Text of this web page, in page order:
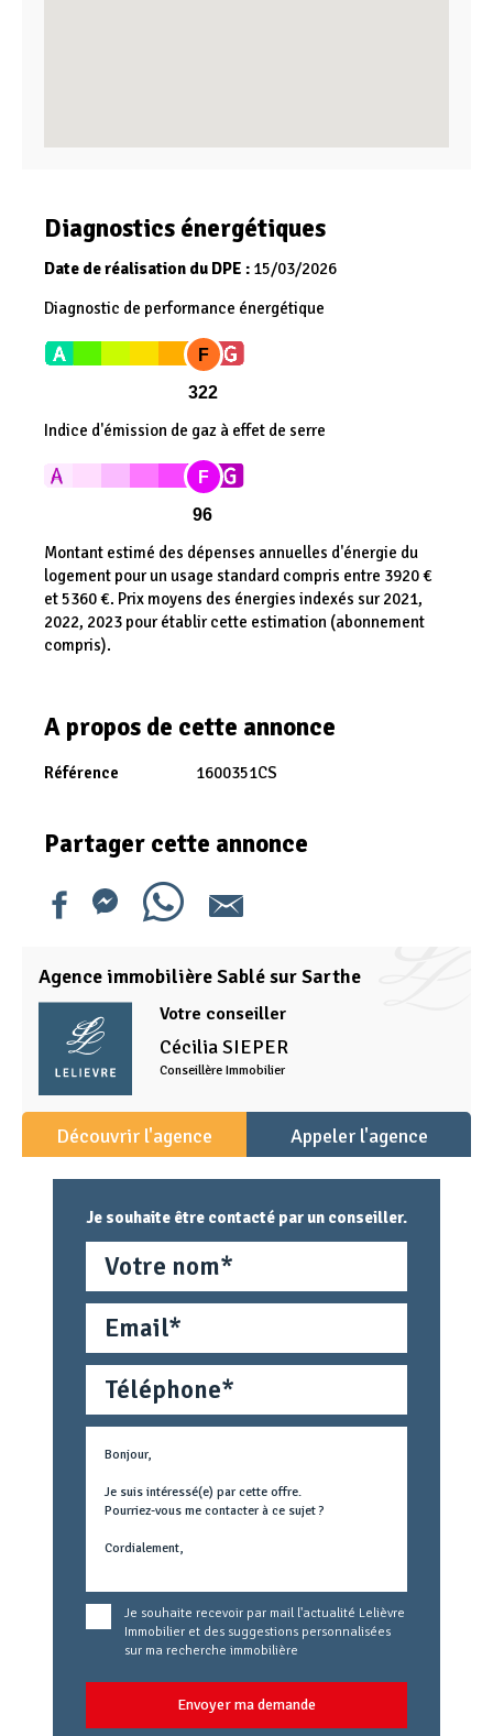
Diagnostics énergétiques
Date de réalisation du DPE : 15/03/2026
Diagnostic de performance énergétique
F
322
Indice d'émission de gaz à effet de serre
F
96
Montant estimé des dépenses annuelles d'énergie du
logement pour un usage standard compris entre 3920 €
et 5360 €. Prix moyens des énergies indexés sur 2021,
2022, 2023 pour établir cette estimation (abonnement
compris).
A propos de cette annonce
Référence 1600351CS
Partager cette annonce
Agence immobilière Sablé sur Sarthe
Votre conseiller
CéciliaSIEPER
Conseillère Immobilier
Découvrir l'agence Appeler l'agence
Je souhaite être contacté par un conseiller.
Téléphone
Métier
concerné
Je souhaite recevoir par mail l'actualité Lelièvre
Immobilier et des suggestions personnalisées
sur ma recherche immobilière
Envoyer ma demande